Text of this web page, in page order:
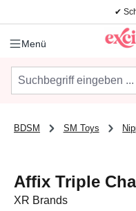
Zum Hauptinhalt springen
✔
Menü
BDSM SM Toys
Affix Triple
XR Brands